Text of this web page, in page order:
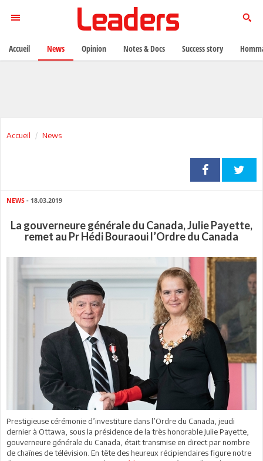
Accueil News
NEWS - 18.03.2019
La gouverneure générale du Canada, Julie Payette,
remet au Pr Hédi Bouraoui l’Ordre du Canada
Prestigieuse cérémonie d’investiture dans l’Ordre du Canada, jeudi
dernier à Ottawa, sous la présidence de la très honorable Julie Payette,
gouverneure générale du Canada, était transmise en direct par nombre
de chaînes de télévision. En tête des heureux récipiendaires figure notre
Accueil News Opinion Notes & Docs Success story